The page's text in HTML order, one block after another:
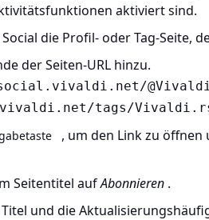
aktiviert sind.
die Profil- oder Tag-Seite,
der Seiten-URL hinzu.
@Vivaldi
tags/Vivaldi
, um den Link zu öffnen
Seitentitel aufAbonnieren .
und die